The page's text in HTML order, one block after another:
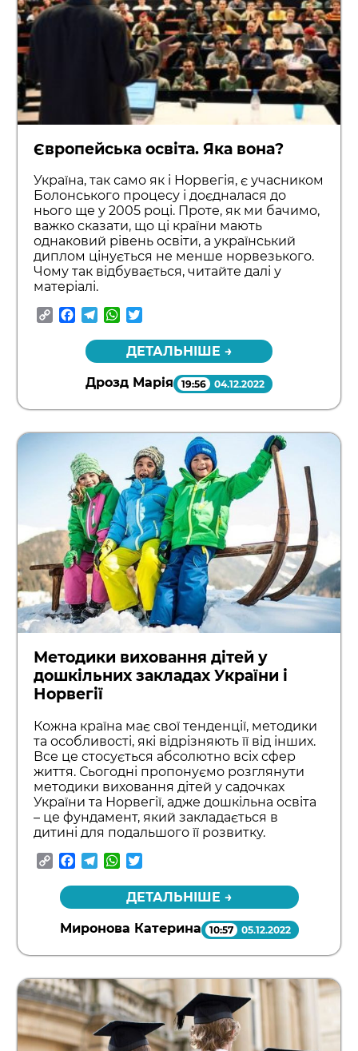
Європейська освіта. Яка вона?
Україна, так само як і Норвегія, є учасником
Болонського процесу і доєдналася до
нього ще у 2005 році. Проте, як ми бачимо,
важко сказати, що ці країни мають
однаковий рівень освіти, а український
диплом цінується не менше норвезького.
Чому так відбувається, читайте далі у
матеріалі.
CopyFacebook
TelegramWhatsApp
ДЕТАЛЬНІШЕ →
Дрозд Марія 19:56 04.12.2022
Методики виховання дітей у
дошкільних закладах України і
Норвегії
Кожна країна має свої тенденції, методики
та особливості, які відрізняють її від інших.
Все це стосується абсолютно всіх сфер
життя. Сьогодні пропонуємо розглянути
методики виховання дітей у садочках
України та Норвегії, адже дошкільна освіта
– це фундамент, який закладається в
дитині для подальшого її розвитку.
CopyFacebook
TelegramWhatsApp
ДЕТАЛЬНІШЕ →
Миронова Катерина 10:57 05.12.2022